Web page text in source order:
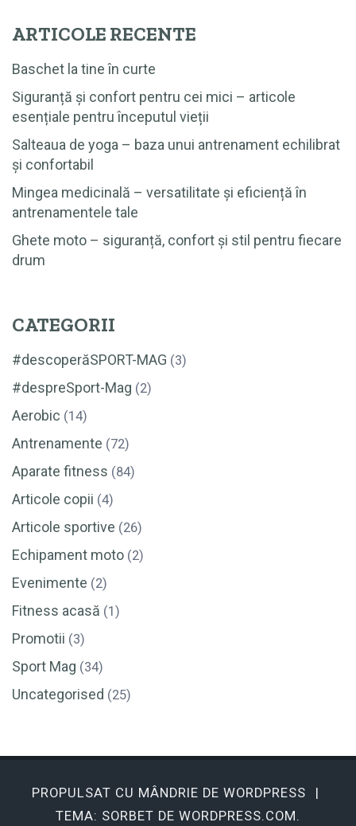
ARTICOLE RECENTE
Baschet la tine în curte
Siguranță și confort pentru cei mici – articole
esențiale pentru începutul vieții
Salteaua de yoga – baza unui antrenament echilibrat
și confortabil
Mingea medicinală – versatilitate și eficiență în
antrenamentele tale
Ghete moto – siguranță, confort și stil pentru fiecare
drum
CATEGORII
#descoperăSPORT-MAG (3)
#despreSport-Mag (2)
Aerobic (14)
Antrenamente (72)
Aparate fitness (84)
Articole copii (4)
Articole sportive (26)
Echipament moto (2)
Evenimente (2)
Fitness acasă (1)
Promotii (3)
Sport Mag (34)
Uncategorised (25)
PROPULSAT CU MÂNDRIE DE WORDPRESS
|
TEMA: SORBET DE WORDPRESS.COM.